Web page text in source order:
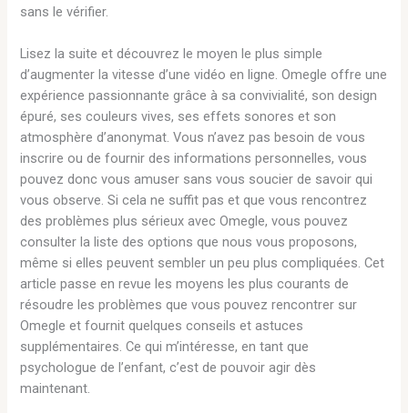
sans le vérifier.
Lisez la suite et découvrez le moyen le plus simple
d’augmenter la vitesse d’une vidéo en ligne. Omegle offre une
expérience passionnante grâce à sa convivialité, son design
épuré, ses couleurs vives, ses effets sonores et son
atmosphère d’anonymat. Vous n’avez pas besoin de vous
inscrire ou de fournir des informations personnelles, vous
pouvez donc vous amuser sans vous soucier de savoir qui
vous observe. Si cela ne suffit pas et que vous rencontrez
des problèmes plus sérieux avec Omegle, vous pouvez
consulter la liste des options que nous vous proposons,
même si elles peuvent sembler un peu plus compliquées. Cet
article passe en revue les moyens les plus courants de
résoudre les problèmes que vous pouvez rencontrer sur
Omegle et fournit quelques conseils et astuces
supplémentaires. Ce qui m’intéresse, en tant que
psychologue de l’enfant, c’est de pouvoir agir dès
maintenant.